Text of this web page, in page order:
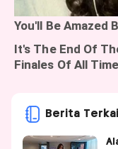
Berita